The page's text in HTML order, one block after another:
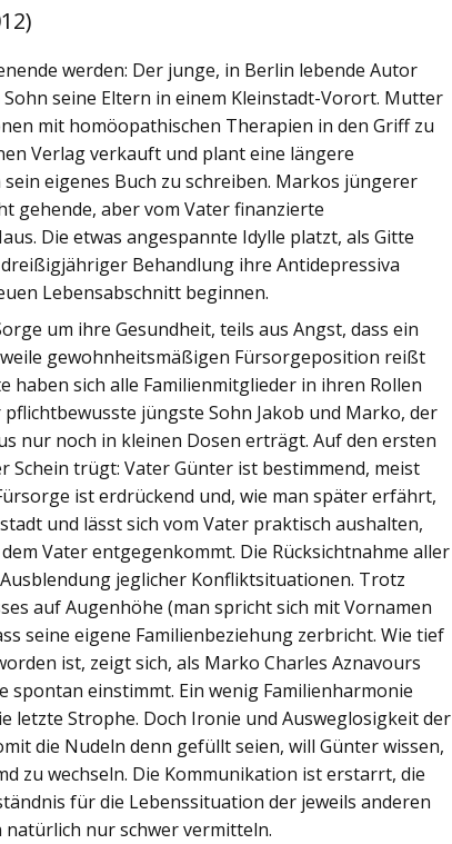
werden: Der junge, in Berlin lebende Autor
seine Eltern in einem Kleinstadt-Vorort. Mutter
mit homöopathischen Therapien in den Griff zu
Verlag verkauft und plant eine längere
eigenes Buch zu schreiben. Markos jüngerer
gehende, aber vom Vater finanzierte
Die etwas angespannte Idylle platzt, als Gitte
Behandlung ihre Antidepressiva
Lebensabschnitt beginnen.
um ihre Gesundheit, teils aus Angst, dass ein
gewohnheitsmäßigen Fürsorgeposition reißt
haben sich alle Familienmitglieder in ihren Rollen
jüngste Sohn Jakob und Marko, der
nur noch in kleinen Dosen erträgt. Auf den ersten
Schein trügt: Vater Günter ist bestimmend, meist
ist erdrückend und, wie man später erfährt,
und lässt sich vom Vater praktisch aushalten,
Vater entgegenkommt. Die Rücksichtnahme aller
jeglicher Konfliktsituationen. Trotz
auf Augenhöhe (man spricht sich mit Vornamen
seine eigene Familienbeziehung zerbricht. Wie tief
ist, zeigt sich, als Marko Charles Aznavours
spontan einstimmt. Ein wenig Familienharmonie
Strophe. Doch Ironie und Ausweglosigkeit der
die Nudeln denn gefüllt seien, will Günter wissen,
zu wechseln. Die Kommunikation ist erstarrt, die
für die Lebenssituation der jeweils anderen
natürlich nur schwer vermitteln.